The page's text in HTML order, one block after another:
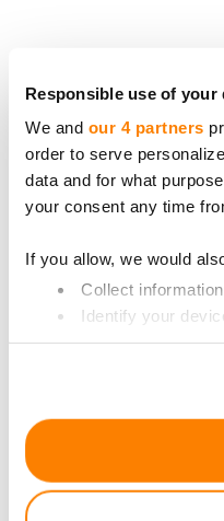
Responsible use of your
We and our 4 partners
order to serve
data and for what
your consent any time
If you allow, we would
Collect
Identify your
Find out more about